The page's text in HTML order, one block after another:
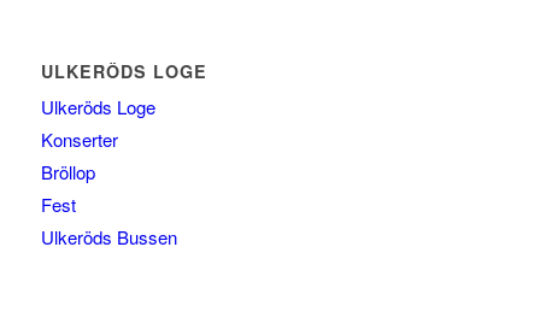
ULKERÖDS LOGE
Ulkeröds Loge
Konserter
Bröllop
Fest
Ulkeröds Bussen